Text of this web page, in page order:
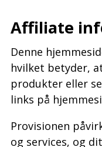
Affiliate
Denne
hvilket betyder,
produkter eller
links på
Provisionen
og services, og